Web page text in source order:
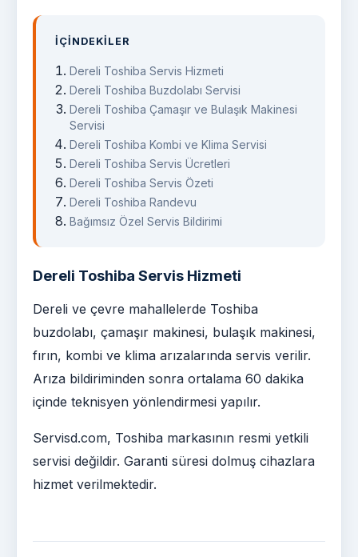
İÇINDEKILER
Dereli Toshiba Servis Hizmeti
Dereli Toshiba Buzdolabı Servisi
Dereli Toshiba Çamaşır ve Bulaşık Makinesi
Servisi
Dereli Toshiba Kombi ve Klima Servisi
Dereli Toshiba Servis Ücretleri
Dereli Toshiba Servis Özeti
Dereli Toshiba Randevu
Bağımsız Özel Servis Bildirimi
Dereli Toshiba Servis Hizmeti
Dereli ve çevre mahallelerde Toshiba
buzdolabı, çamaşır makinesi, bulaşık makinesi,
fırın, kombi ve klima arızalarında servis verilir.
Arıza bildiriminden sonra ortalama 60 dakika
içinde teknisyen yönlendirmesi yapılır.
Servisd.com, Toshiba markasının resmi yetkili
servisi değildir. Garanti süresi dolmuş cihazlara
hizmet verilmektedir.